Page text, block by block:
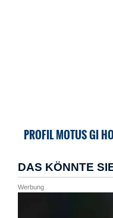
PROFIL MOTUS GI